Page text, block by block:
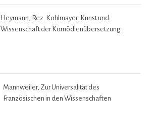
Heymann, Rez. Kohlmayer: Kunst und
Wissenschaft der Komödienübersetzung
Mannweiler, Zur Universalität des
Französischen in den Wissenschaften